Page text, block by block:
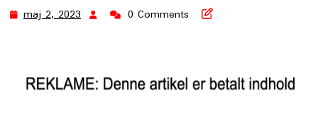
maj 2, 2023 maj
0 Comments